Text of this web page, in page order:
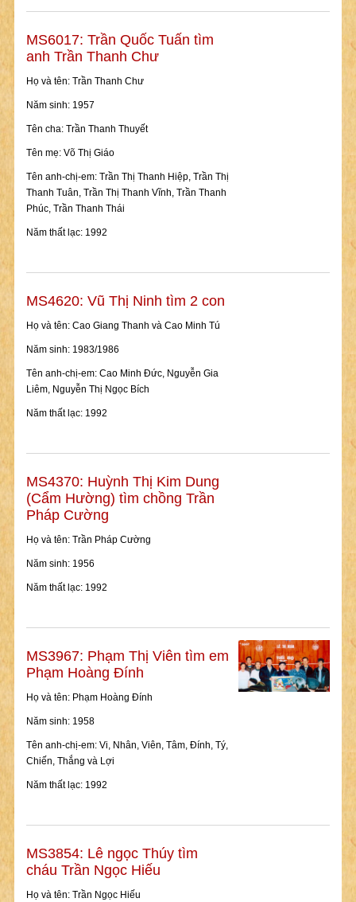
MS6017: Trần Quốc Tuấn tìm
anh Trần Thanh Chư
Họ và tên: Trần Thanh Chư
Năm sinh: 1957
Tên cha: Trần Thanh Thuyết
Tên mẹ: Võ Thị Giáo
Tên anh-chị-em: Trần Thị Thanh Hiệp, Trần Thị
Thanh Tuân, Trần Thị Thanh Vĩnh, Trần Thanh
Phúc, Trần Thanh Thái
Năm thất lạc: 1992
MS4620: Vũ Thị Ninh tìm 2 con
Họ và tên: Cao Giang Thanh và Cao Minh Tú
Năm sinh: 1983/1986
Tên anh-chị-em: Cao Minh Đức, Nguyễn Gia
Liêm, Nguyễn Thị Ngọc Bích
Năm thất lạc: 1992
MS4370: Huỳnh Thị Kim Dung
(Cẩm Hường) tìm chồng Trần
Pháp Cường
Họ và tên: Trần Pháp Cường
Năm sinh: 1956
Năm thất lạc: 1992
MS3967: Phạm Thị Viên tìm em
Phạm Hoàng Đính
Họ và tên: Phạm Hoàng Đính
Năm sinh: 1958
Tên anh-chị-em: Vi, Nhân, Viên, Tâm, Đính, Tý,
Chiến, Thắng và Lợi
Năm thất lạc: 1992
MS3854: Lê ngọc Thúy tìm
cháu Trần Ngọc Hiếu
Họ và tên: Trần Ngọc Hiếu